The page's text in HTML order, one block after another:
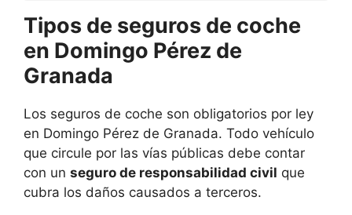
Tipos de seguros de coche
en Domingo Pérez de
Granada
Los seguros de coche son obligatorios por ley
en Domingo Pérez de Granada. Todo vehículo
que circule por las vías públicas debe contar
con un seguro de responsabilidad civil que
cubra los daños causados a terceros.